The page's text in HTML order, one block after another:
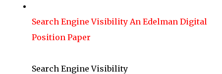
Search Engine Visibility An Edelman Digital
Position Paper
Search Engine Visibility